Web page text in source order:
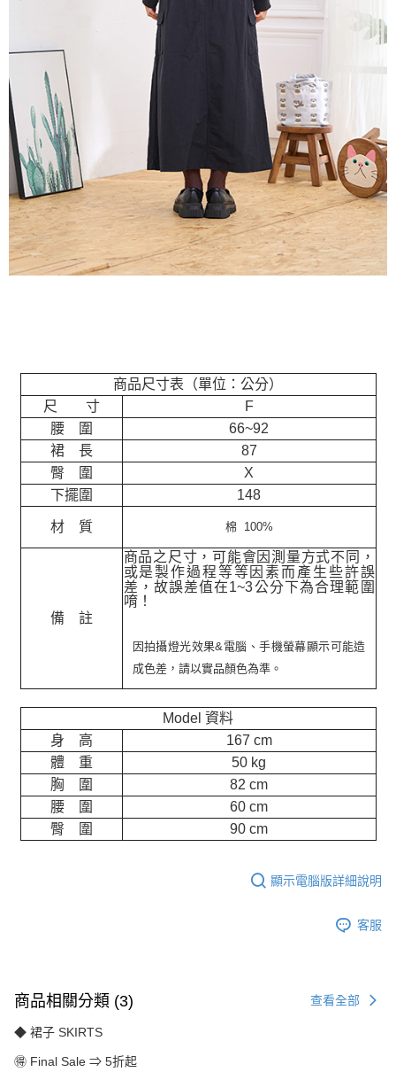
商品尺寸表（單位：公分）
尺 寸
F
腰 圍
66~92
裙 長
87
臀 圍
X
下擺圍
148
材 質 棉 100%
備 註
商品之尺寸，可能會因測量方式不同，
或是製作過程等等因素而產生些許誤
差，故誤差值在1~3公分下為合理範圍
唷！
因拍攝燈光效果&電腦、手機螢幕顯示可能造
成色差，請以實品顏色為準。
Model 資料
身 高
167 cm
體 重
50 kg
胸 圍
82 cm
腰 圍
60 cm
臀 圍
90 cm
顯示電腦版詳細說明
客服
商品相關分類 (3) 查看全部
◆ 裙子 SKIRTS
🉐 Final Sale ⇒ 5折起